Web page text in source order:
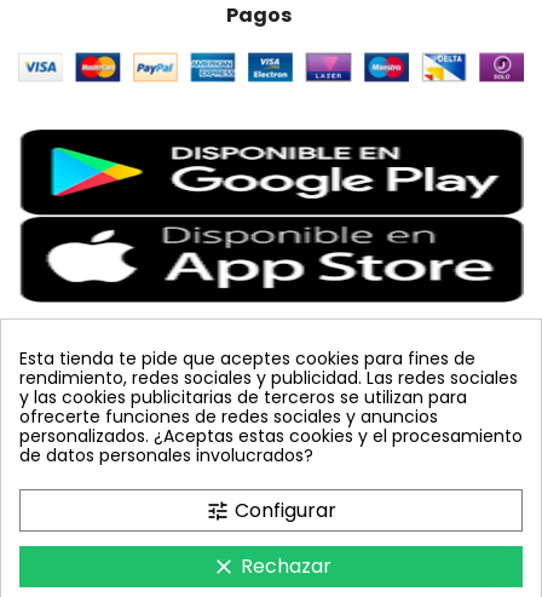
Pagos
Etiquetas Populares
colmena vacuna arbol planta
placa
bombus terrestris
mosquero feromona
mariquita
amarillo sin carnet
inyecciones tronco
trampa cromática JED
tuta absoluta
lucha integrada polillero
Esta tienda te pide que aceptes cookies para fines de
rendimiento, redes sociales y publicidad. Las redes sociales
y las cookies publicitarias de terceros se utilizan para
ofrecerte funciones de redes sociales y anuncios
personalizados. ¿Aceptas estas cookies y el procesamiento
de datos personales involucrados?
tune Configurar
clear Rechazar